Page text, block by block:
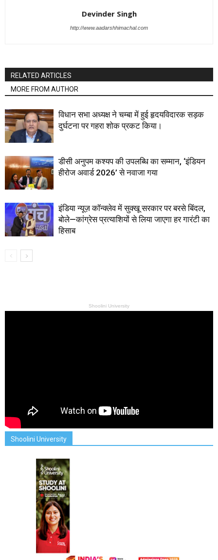
Devinder Singh
http://www.aadarshhimachal.com
RELATED ARTICLES
MORE FROM AUTHOR
विधान सभा अध्यक्ष ने चम्बा में हुई हृदयविदारक सड़क
दुर्घटना पर गहरा शोक प्रकट किया।
डीसी अनुपम कश्यप की उपलब्धि का सम्मान, ‘इंडियन
हीरोज अवार्ड 2026’ से नवाजा गया
इंडिया न्यूज़ कॉन्क्लेव में सुक्खू सरकार पर बरसे बिंदल,
बोले—कांग्रेस प्रत्याशियों से लिया जाएगा हर गारंटी का
हिसाब
Shoolini University
Shoolini University